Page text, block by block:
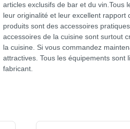
articles exclusifs de bar et du vin.Tous
leur originalité et leur excellent rapport
produits sont des accessoires
accessoires de la cuisine sont surtout
la cuisine. Si vous commandez
attractives. Tous les équipements
fabricant.